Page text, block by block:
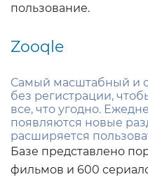
пользование.
Zooqle
Самый масштабный и
без регистрации,
все, что угодно.
появляются новые
расширяется
Базе представлено
фильмов и 600